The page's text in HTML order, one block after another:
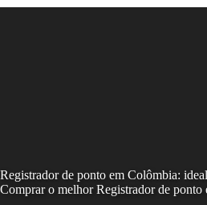
Registrador de ponto em Colômbia:
Comprar o melhor Registrador de ponto